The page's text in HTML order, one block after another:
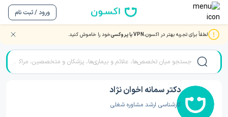
ورود / ثبت نام
لطفاً برای تجربه بهتر در اکسون،VPN یا پروکسی خود را خاموش کنید. صفحه اصلی/دکتر روانشناسی/دکتر سمانه اخوان نژاد
دکتر سمانه اخوان نژاد
کارشناسی ارشد مشاوره شغلی